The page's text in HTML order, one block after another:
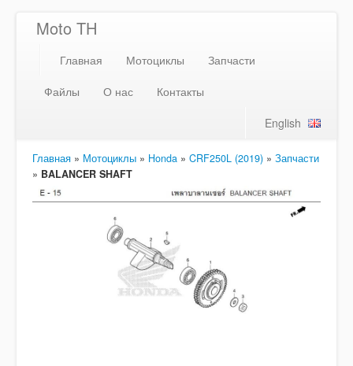
Moto TH
Главная Мотоциклы
Запчасти
Файлы
О нас
Контакты
English
Главная » Мотоциклы » Honda » CRF250L (2019) » Запчасти
» BALANCER SHAFT